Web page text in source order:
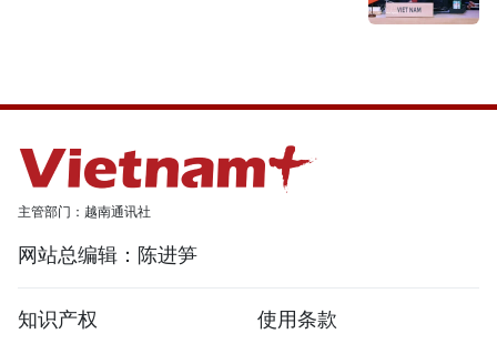
主管部门：越南通讯社
网站总编辑：陈进笋
知识产权
使用条款